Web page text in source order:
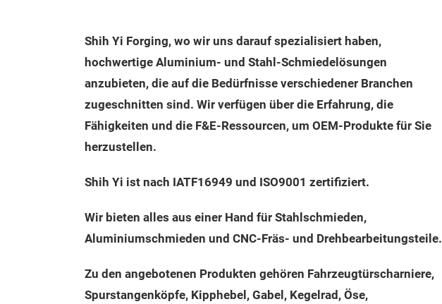
Shih Yi Forging, wo wir uns darauf spezialisiert haben,
hochwertige Aluminium- und Stahl-Schmiedelösungen
anzubieten, die auf die Bedürfnisse verschiedener Branchen
zugeschnitten sind. Wir verfügen über die Erfahrung, die
Fähigkeiten und die F&E-Ressourcen, um OEM-Produkte für Sie
herzustellen.
Shih Yi ist nach IATF16949 und ISO9001 zertifiziert.
Wir bieten alles aus einer Hand für Stahlschmieden,
Aluminiumschmieden und CNC-Fräs- und Drehbearbeitungsteile.
Zu den angebotenen Produkten gehören Fahrzeugtürscharniere,
Spurstangenköpfe, Kipphebel, Gabel, Kegelrad, Öse,